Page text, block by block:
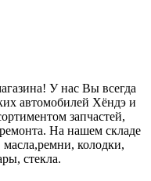
У нас Вы всегда
автомобилей Хёндэ и
запчастей,
На нашем складе
колодки,
стекла.